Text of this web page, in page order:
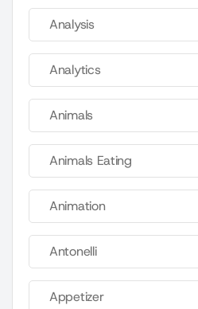
Analysis
Analytics
Animals
Animals Eating
Animation
Antonelli
Appetizer